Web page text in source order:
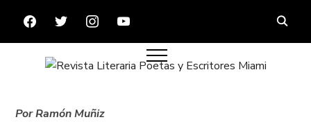
FACEBOOKTWITTERINSTAGRAMYOUTUBE
Por Ramón Muñiz